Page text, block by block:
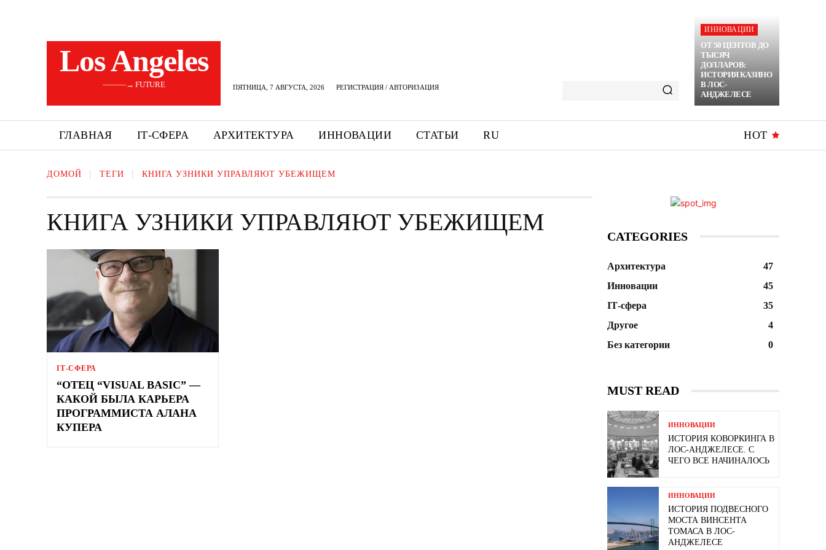
Los Angeles
———→ FUTURE ПЯТНИЦА, 7 АВГУСТА, 2026 РЕГИСТРАЦИЯ / АВТОРИЗАЦИЯ
ИННОВАЦИИ
ОТ 50 ЦЕНТОВ ДО
ТЫСЯЧ
ДОЛЛАРОВ:
ИСТОРИЯ КАЗИНО
В ЛОС-
АНДЖЕЛЕСЕ
ГЛАВНАЯ ІТ-СФЕРА АРХИТЕКТУРА ИННОВАЦИИ СТАТЬИ RU HOT
ДОМОЙ ТЕГИ КНИГА УЗНИКИ УПРАВЛЯЮТ УБЕЖИЩЕМ
КНИГА УЗНИКИ УПРАВЛЯЮТ УБЕЖИЩЕМ
ІТ-СФЕРА
“ОТЕЦ “VISUAL BASIC” —
КАКОЙ БЫЛА КАРЬЕРА
ПРОГРАММИСТА АЛАНА
КУПЕРА
CATEGORIES
Архитектура
47
Инновации
45
ІТ-сфера
35
Другое
4
Без категории
0
MUST READ
ИННОВАЦИИ
ИСТОРИЯ КОВОРКИНГА В
ЛОС-АНДЖЕЛЕСЕ. С
ЧЕГО ВСЕ НАЧИНАЛОСЬ
ИННОВАЦИИ
ИСТОРИЯ ПОДВЕСНОГО
МОСТА ВИНСЕНТА
ТОМАСА В ЛОС-
АНДЖЕЛЕСЕ